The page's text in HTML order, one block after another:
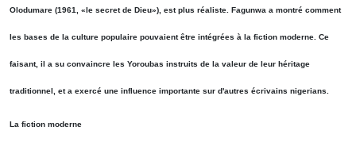
Olodumare (1961, «le secret de Dieu»), est plus réaliste. Fagunwa a montré comment
les bases de la culture populaire pouvaient être intégrées à la fiction moderne. Ce
faisant, il a su convaincre les Yoroubas instruits de la valeur de leur héritage
traditionnel, et a exercé une influence importante sur d'autres écrivains nigerians.
La fiction moderne